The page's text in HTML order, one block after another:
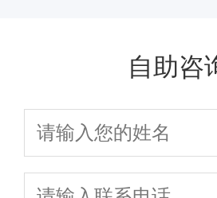
自助咨